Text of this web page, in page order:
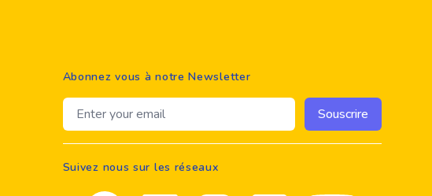
Abonnez vous à notre Newsletter
Email address Souscrire
Suivez nous sur les réseaux